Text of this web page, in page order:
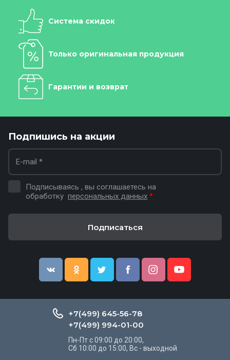
Система скидок
Только оригинальная продукция
Гарантии и возврат
Подпишись на акции
Подписываясь , вы соглашаетесь на
обработку персональных данных *
Подписаться
+7(499) 645-56-78
+7(499) 994-01-00
Пн-Пт с 09:00 до 20:00,
Сб 10:00 до 15:00, Вс - выходной